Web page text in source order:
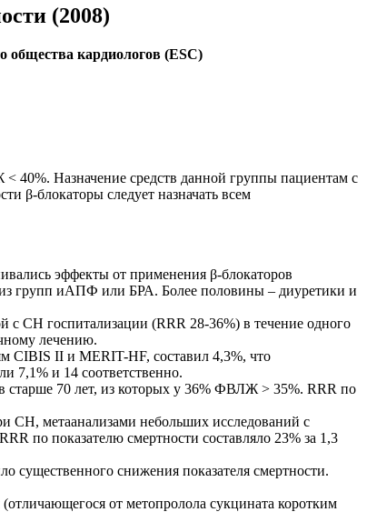
(2008)
общества кардиологов (ESC)
40%. Назначение средств данной группы пациентам с
β-блокаторы следует назначать всем
эффекты от применения β-блокаторов
из групп иАПФ или БРА. Более половины – диуретики и
с СН госпитализации (RRR 28-36%) в течение одного
лечению.
CIBIS II и MERIT-HF, составил 4,3%, что
7,1% и 14 соответственно.
старше 70 лет, из которых у 36% ФВЛЖ > 35%. RRR по
СН, метаанализами небольших исследований с
по показателю смертности составляло 23% за 1,3
существенного снижения показателя смертности.
от метопролола сукцината коротким